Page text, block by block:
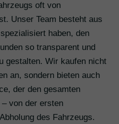
oft von
Unser Team besteht aus
haben, den
so transparent und
gestalten. Wir kaufen nicht
an, sondern bieten auch
der den gesamten
von der ersten
des Fahrzeugs.